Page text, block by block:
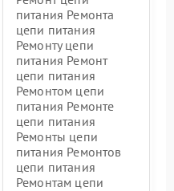
питания Ремонта
цепи питания
Ремонту цепи
питания Ремонт
цепи питания
Ремонтом цепи
питания Ремонте
цепи питания
Ремонты цепи
питания Ремонтов
цепи питания
Ремонтам цепи